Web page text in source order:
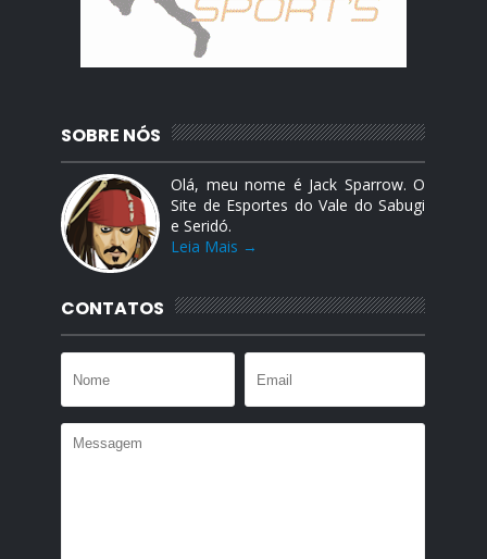
SOBRE NÓS
Olá, meu nome é Jack Sparrow. O
Site de Esportes do Vale do Sabugi
e Seridó.
Leia Mais →
CONTATOS